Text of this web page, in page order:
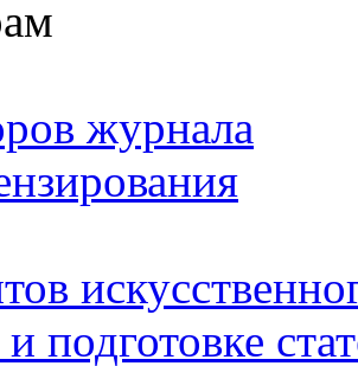
журнала
подготовке